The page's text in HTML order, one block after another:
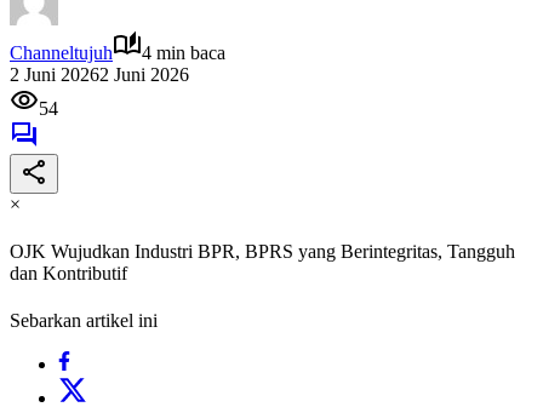
Channeltujuh
4 min baca
2 Juni 20262 Juni 2026
54
×
OJK Wujudkan Industri BPR, BPRS yang Berintegritas, Tangguh
dan Kontributif
Sebarkan artikel ini